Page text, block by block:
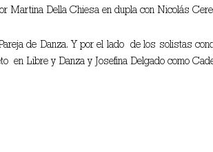
Martina Della Chiesa en dupla con Nicolás
de Danza. Y por el lado de los solistas
en Libre y Danza y Josefina Delgado como